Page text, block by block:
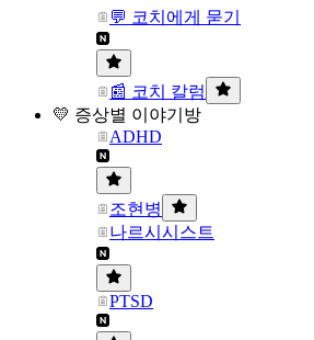
💬 코치에게 묻기
📰 코치 칼럼
💛 증상별 이야기방
ADHD
조현병
나르시시스트
PTSD